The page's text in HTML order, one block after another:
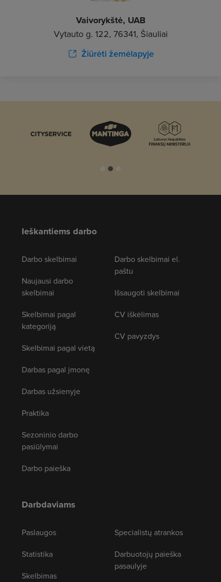
Vaivorykštė, UAB
Vytauto g. 122, 76341, Šiauliai
Žiūrėti žemėlapyje
Ieškantiems darbo
Darbo skelbimai
Naujausi darbo
skelbimai
Skelbimai pagal
kategoriją
Skelbimai pagal vietą
Darbas pagal įmonę
Darbas užsienyje
Praktika
Sezoninio darbo
pasiūlymai
Darbo paieška
Darbo skelbimai el.
paštu
Išsaugoti skelbimai
CV iškėlimas
CV pavyzdys
Darbdaviams
Paslaugos
Statistika
Skelbimas
Specialistų atrankos
Darbuotojų paieška
pasaulyje